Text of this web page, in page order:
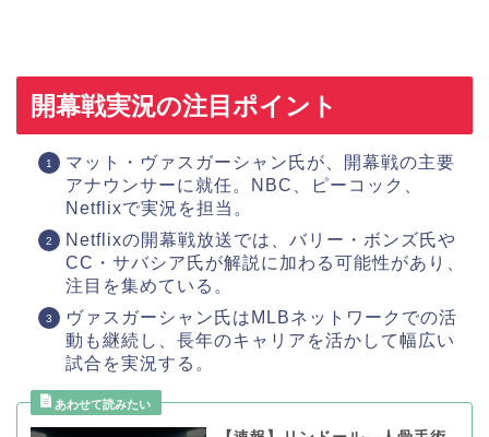
開幕戦実況の注目ポイント
マット・ヴァスガーシャン氏が、開幕戦の主要
アナウンサーに就任。NBC、ピーコック、
Netflixで実況を担当。
Netflixの開幕戦放送では、バリー・ボンズ氏や
CC・サバシア氏が解説に加わる可能性があり、
注目を集めている。
ヴァスガーシャン氏はMLBネットワークでの活
動も継続し、長年のキャリアを活かして幅広い
試合を実況する。